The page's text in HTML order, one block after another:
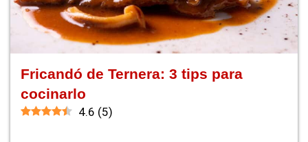
Fricandó de Ternera: 3 tips para
cocinarlo
4.6 (5)